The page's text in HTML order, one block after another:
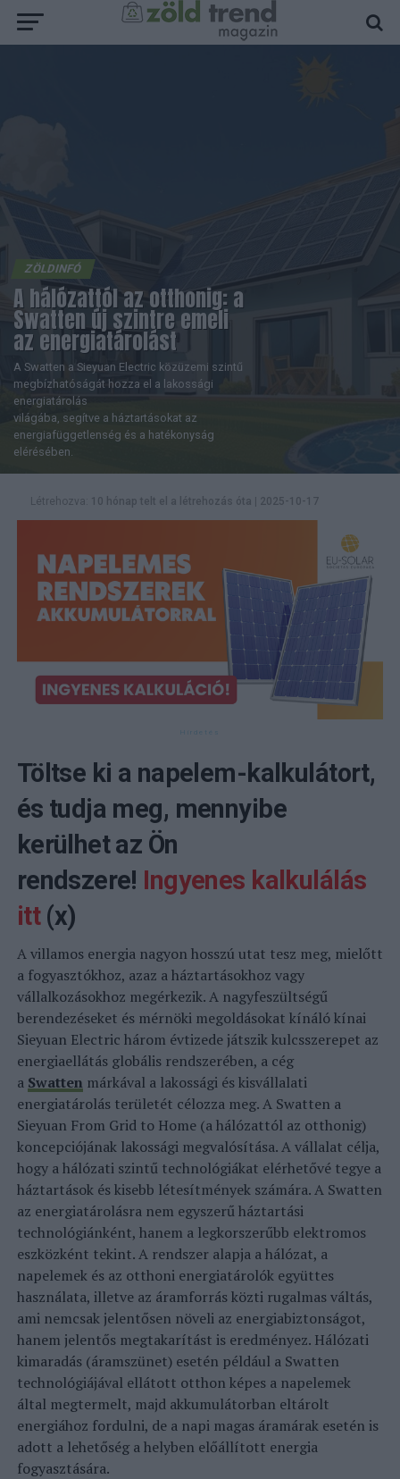
ZÖLDINFÓ
A hálózattól az otthonig: a
Swatten új szintre emeli
az energiatárolást
A Swatten a Sieyuan Electric közüzemi szintű
megbízhatóságát hozza el a lakossági
energiatárolás
világába, segítve a háztartásokat az
energiafüggetlenség és a hatékonyság
elérésében.
Létrehozva: 10 hónap telt el a létrehozás óta 2025-10-17
Töltse ki a napelem-kalkulátort,
és tudja meg, mennyibe
kerülhet az Ön
rendszere! Ingyenes kalkulálás
itt (x)
A villamos energia nagyon hosszú utat tesz meg, mielőtt
a fogyasztókhoz, azaz a háztartásokhoz vagy
vállalkozásokhoz megérkezik. A nagyfeszültségű
berendezéseket és mérnöki megoldásokat kínáló kínai
Sieyuan Electric három évtizede játszik kulcsszerepet az
energiaellátás globális rendszerében, a cég
a Swattenmárkával a lakossági és kisvállalati
energiatárolás területét célozza meg. A Swatten a
Sieyuan From Grid to Home (a hálózattól az otthonig)
koncepciójának lakossági megvalósítása. A vállalat célja,
hogy a hálózati szintű technológiákat elérhetővé tegye a
háztartások és kisebb létesítmények számára. A Swatten
az energiatárolásra nem egyszerű háztartási
technológiánként, hanem a legkorszerűbb elektromos
eszközként tekint. A rendszer alapja a hálózat, a
napelemek és az otthoni energiatárolók együttes
használata, illetve az áramforrás közti rugalmas váltás,
ami nemcsak jelentősen növeli az energiabiztonságot,
hanem jelentős megtakarítást is eredményez. Hálózati
kimaradás (áramszünet) esetén például a Swatten
technológiájával ellátott otthon képes a napelemek
által megtermelt, majd akkumulátorban eltárolt
energiához fordulni, de a napi magas áramárak esetén is
adott a lehetőség a helyben előállított energia
fogyasztására.